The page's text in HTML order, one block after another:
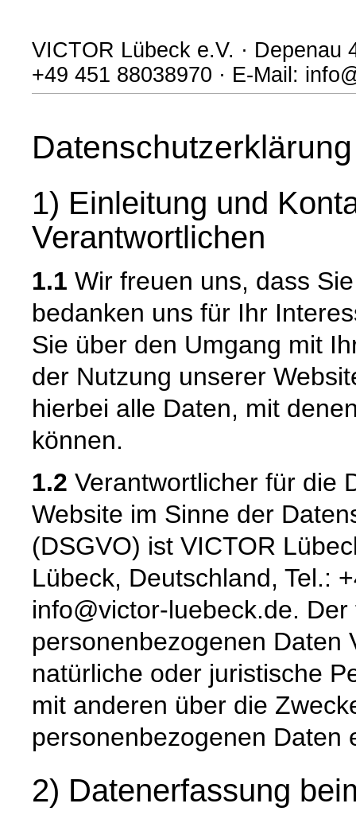
VICTOR Lübeck e.V. · Depenau
‭+49 451 88038970 · E-Mail:
Datenschutzerklärung
1) Einleitung und
Verantwortlichen
1.1 Wir freuen uns, dass
bedanken uns für Ihr
Sie über den Umgang mit
der Nutzung unserer
hierbei alle Daten, mit
können.
1.2 Verantwortlicher für die
Website im Sinne der
(DSGVO) ist VICTOR
Lübeck, Deutschland, Tel.:
info@victor-luebeck.de.
personenbezogenen Daten
natürliche oder juristische
mit anderen über die
personenbezogenen Daten
2) Datenerfassung